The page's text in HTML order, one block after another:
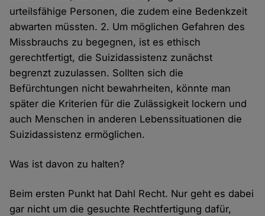
urteilsfähige Personen, die zudem eine Bedenkzeit
abwarten müssten. 2. Um möglichen Gefahren des
Missbrauchs zu begegnen, ist es ethisch
gerechtfertigt, die Suizidassistenz zunächst
begrenzt zuzulassen. Sollten sich die
Befürchtungen nicht bewahrheiten, könnte man
später die Kriterien für die Zulässigkeit lockern und
auch Menschen in anderen Lebenssituationen die
Suizidassistenz ermöglichen.
Was ist davon zu halten?
Beim ersten Punkt hat Dahl Recht. Nur geht es dabei
gar nicht um die gesuchte Rechtfertigung dafür,